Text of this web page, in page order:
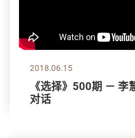
2018.06.15
《选择》500期 － 李
对话